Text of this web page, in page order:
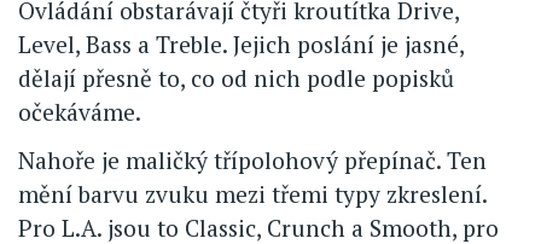
Ovládání obstarávají čtyři kroutítka Drive,
Level, Bass a Treble. Jejich poslání je jasné,
dělají přesně to, co od nich podle popisků
očekáváme.
Nahoře je maličký třípolohový přepínač. Ten
mění barvu zvuku mezi třemi typy zkreslení.
Pro L.A. jsou to Classic, Crunch a Smooth, pro